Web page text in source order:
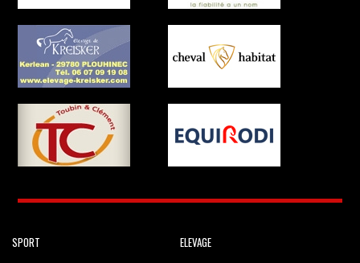
SPORT
ELEVAGE